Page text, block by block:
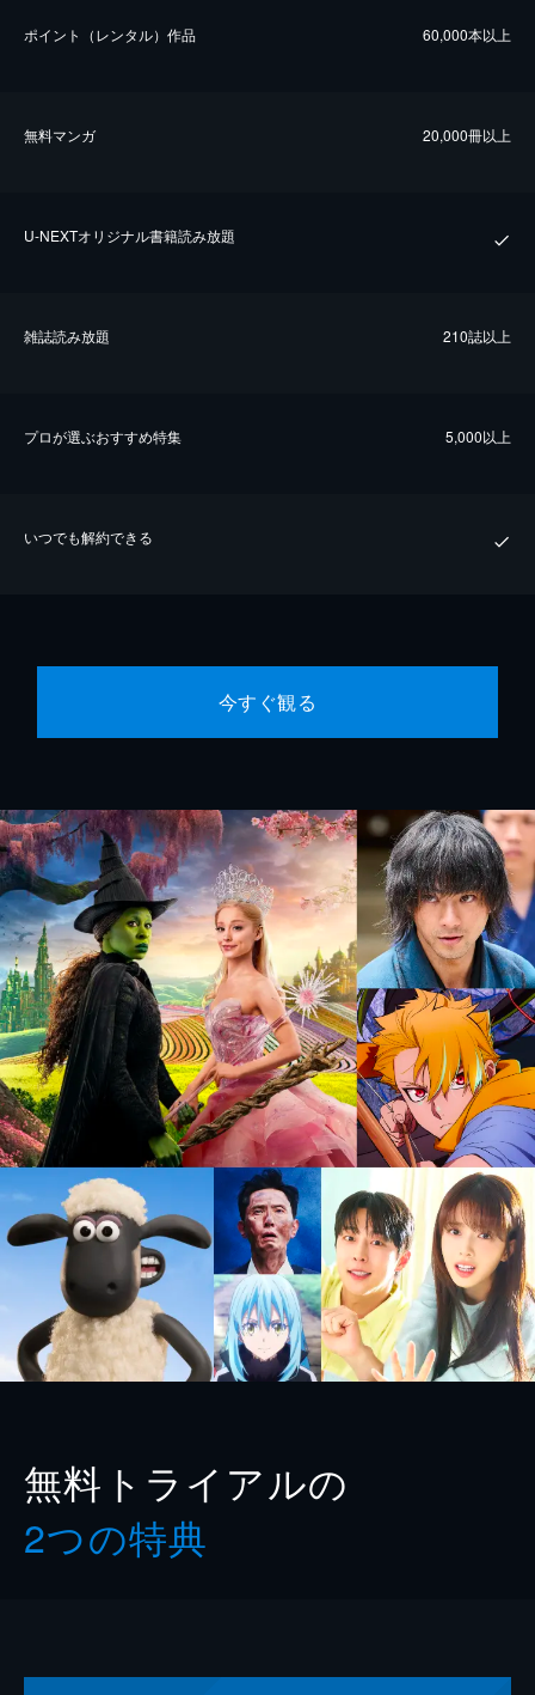
ポイント（レンタル）作品 60,000本以上
無料マンガ 20,000冊以上
U-NEXTオリジナル書籍読み放題
雑誌読み放題 210誌以上
プロが選ぶおすすめ特集 5,000以上
いつでも解約できる
今すぐ観る
無料トライアルの
2つの特典